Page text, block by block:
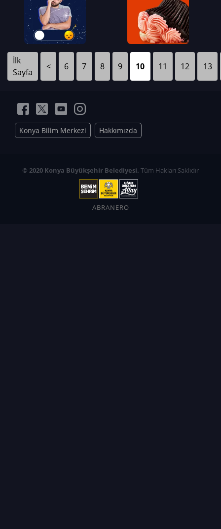
İlk
Sayfa
< 6 7 8 9 10 11 12 13
Konya Bilim Merkezi Hakkımızda
© 2020 Konya Büyükşehir Belediyesi. Tüm Hakları Saklıdır
ABRANERO